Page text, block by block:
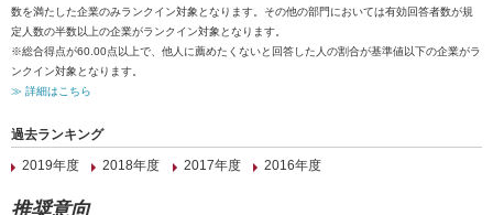
数を満たした企業のみランクイン対象となります。その他の部門においては有効回答者数が規
定人数の半数以上の企業がランクイン対象となります。
※総合得点が60.00点以上で、他人に薦めたくないと回答した人の割合が基準値以下の企業がラ
ンクイン対象となります。
≫ 詳細はこちら
過去ランキング
2019年度
2018年度 2017年度 2016年度
推奨意向